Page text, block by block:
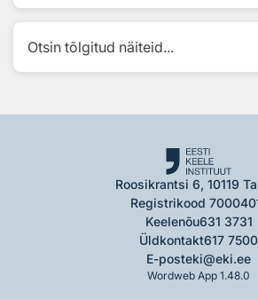
Otsin tõlgitud näiteid...
Roosikrantsi 6, 10119
Registrikood
Keelenõu631 3731
Üldkontakt617 7500
E-posteki@eki.ee
Wordweb App 1.48.0